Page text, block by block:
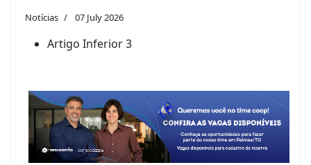
Notícias 07 July 2026
Artigo Inferior 3